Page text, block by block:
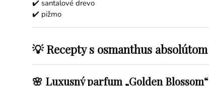
✔️ santalové drevo
✔️ pižmo
💡 Recepty s osmanthus absolútom
🌸 Luxusný parfum „Golden Blossom“